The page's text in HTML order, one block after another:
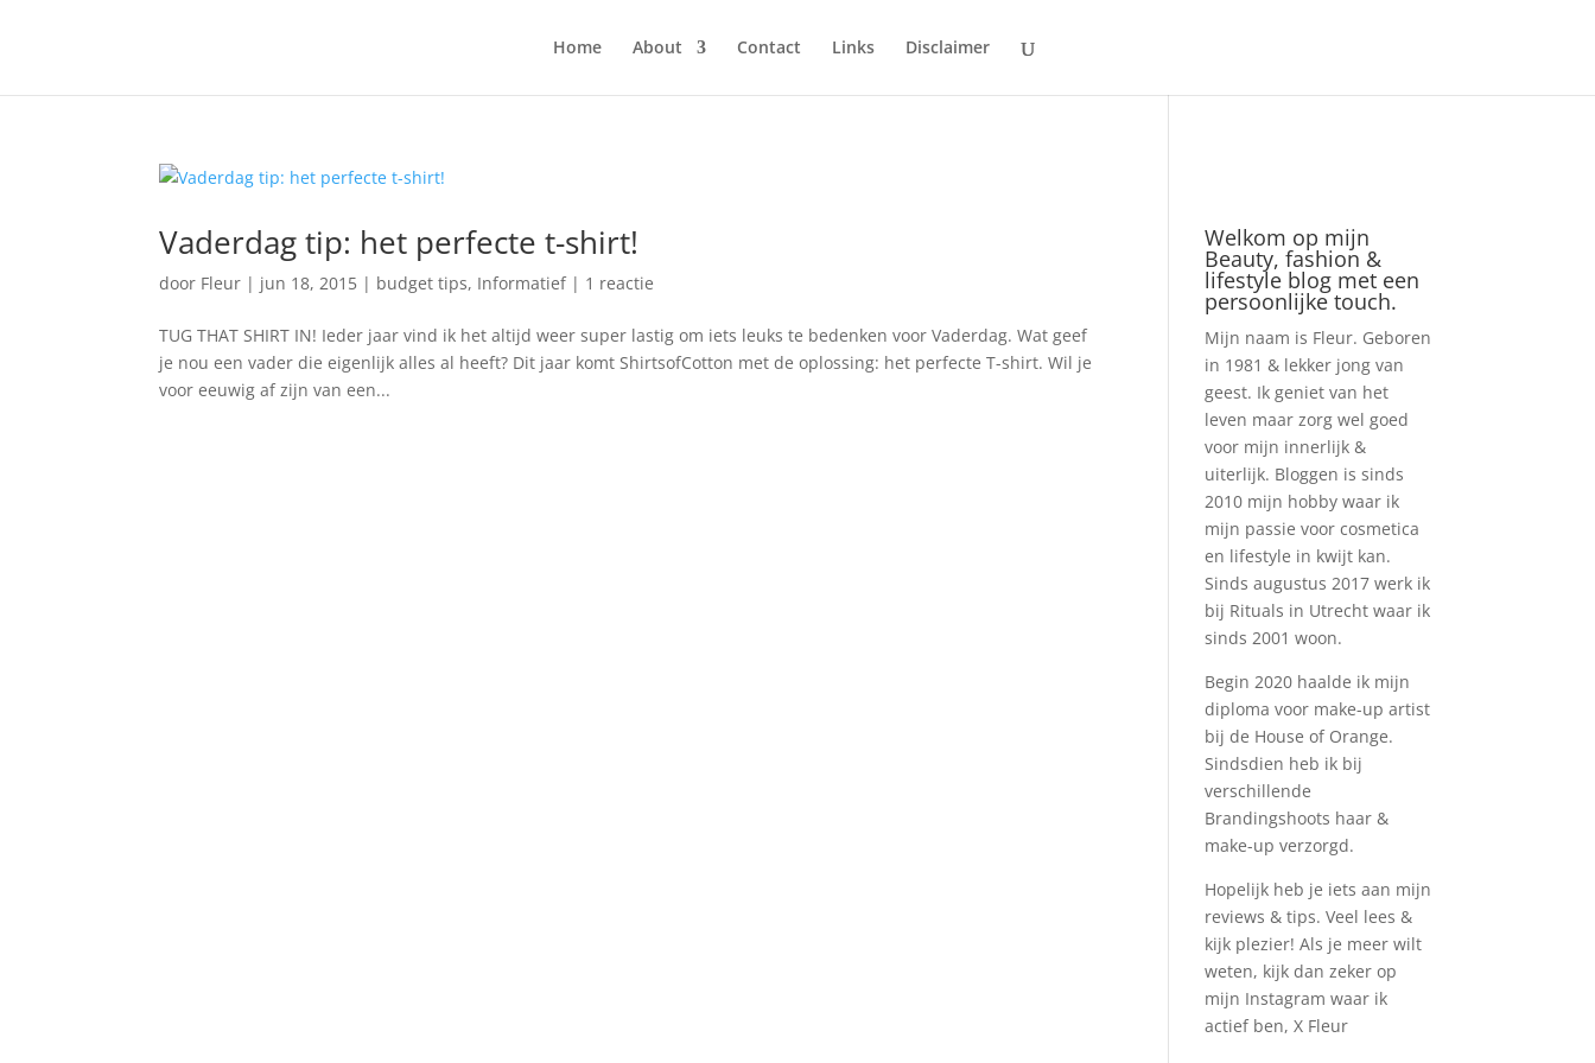
Home About Contact Links Disclaimer
Vaderdag tip: het perfecte t-shirt!
door Fleur | jun 18, 2015 | budget tips, Informatief| 1 reactie
TUG THAT SHIRT IN! Ieder jaar vind ik het altijd weer super lastig om iets leuks te bedenken voor Vaderdag. Wat geef
je nou een vader die eigenlijk alles al heeft? Dit jaar komt ShirtsofCotton met de oplossing: het perfecte T-shirt. Wil je
voor eeuwig af zijn van een...
Welkom op mijn
Beauty, fashion &
lifestyle blog met een
persoonlijke touch.
Mijn naam is Fleur. Geboren
in 1981 & lekker jong van
geest. Ik geniet van het
leven maar zorg wel goed
voor mijn innerlijk &
uiterlijk. Bloggen is sinds
2010 mijn hobby waar ik
mijn passie voor cosmetica
en lifestyle in kwijt kan.
Sinds augustus 2017 werk ik
bij Rituals in Utrecht waar ik
sinds 2001 woon.
Begin 2020 haalde ik mijn
diploma voor make-up artist
bij de House of Orange.
Sindsdien heb ik bij
verschillende
Brandingshoots haar &
make-up verzorgd.
Hopelijk heb je iets aan mijn
reviews & tips. Veel lees &
kijk plezier! Als je meer wilt
weten, kijk dan zeker op
mijn Instagram waar ik
actief ben, X Fleur